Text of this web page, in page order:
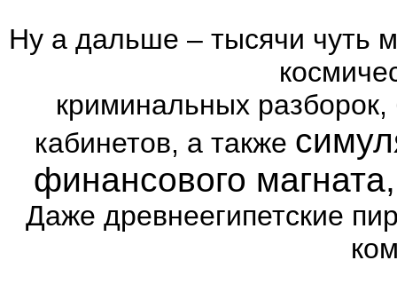
Ну а дальше – тысячи чуть
криминальных
кабинетов, а также
финансового
Даже древнеегипетские